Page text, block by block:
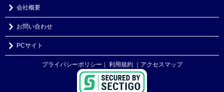
会社概要
お問い合わせ
PCサイト
プライバシーポリシー 利用規約 ｜アクセスマップ